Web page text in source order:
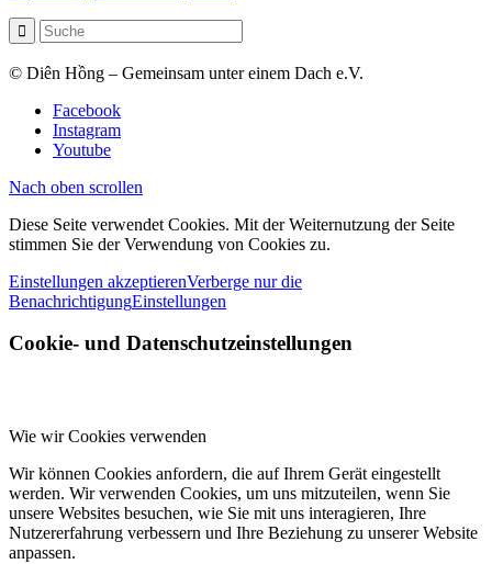
© Diên Hồng – Gemeinsam unter einem Dach e.V.
Facebook
Instagram
Youtube
Nach oben scrollen
Diese Seite verwendet Cookies. Mit der Weiternutzung der Seite
stimmen Sie der Verwendung von Cookies zu.
Einstellungen akzeptierenVerberge nur die
BenachrichtigungEinstellungen
Cookie- und Datenschutzeinstellungen
Wie wir Cookies verwenden
Wir können Cookies anfordern, die auf Ihrem Gerät eingestellt
werden. Wir verwenden Cookies, um uns mitzuteilen, wenn Sie
unsere Websites besuchen, wie Sie mit uns interagieren, Ihre
Nutzererfahrung verbessern und Ihre Beziehung zu unserer Website
anpassen.